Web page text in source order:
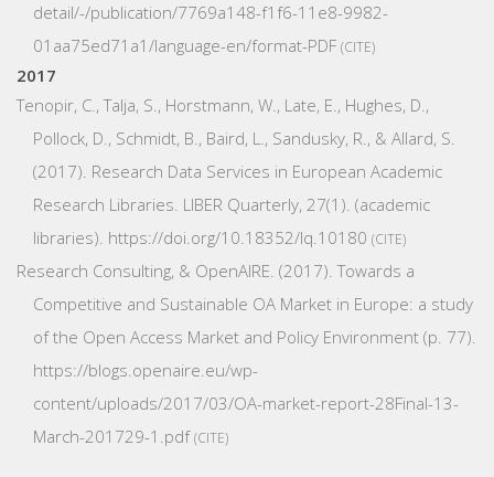
detail/-/publication/7769a148-f1f6-11e8-9982-
01aa75ed71a1/language-en/format-PDF CITE
2017
Tenopir, C., Talja, S., Horstmann, W., Late, E., Hughes, D.,
Pollock, D., Schmidt, B., Baird, L., Sandusky, R., & Allard, S.
(2017). Research Data Services in European Academic
Research Libraries. LIBER Quarterly, 27(1). (academic
libraries). https://doi.org/10.18352/lq.10180 CITE
Research Consulting, & OpenAIRE. (2017).Towards a
Competitive and Sustainable OA Market in Europe: a study
of the Open Access Market and Policy Environment (p. 77).
https://blogs.openaire.eu/wp-
content/uploads/2017/03/OA-market-report-28Final-13-
March-201729-1.pdf CITE